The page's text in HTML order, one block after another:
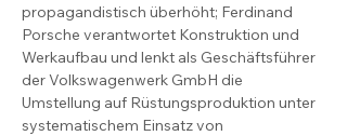
propagandistisch überhöht; Ferdinand
Porsche verantwortet Konstruktion und
Werkaufbau und lenkt als Geschäftsführer
der Volkswagenwerk GmbH die
Umstellung auf Rüstungsproduktion unter
systematischem Einsatz von